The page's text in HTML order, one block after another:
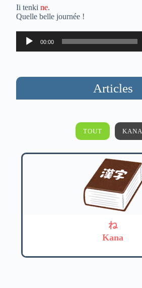
Ii tenkine.
Quelle belle journée !
Lecteur
audio
00:00
Articles
TOUT KANA
ね
Kana